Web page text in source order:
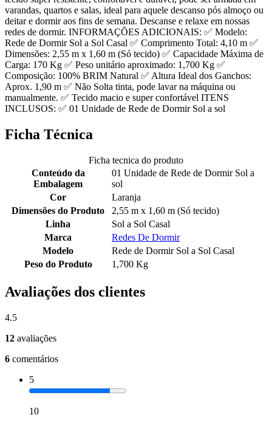
varandas, quartos e salas, ideal para aquele descanso pós almoço ou
deitar e dormir aos fins de semana. Descanse e relaxe em nossas
redes de dormir. INFORMAÇÕES ADICIONAIS: ✅ Modelo:
Rede de Dormir Sol a Sol Casal ✅ Comprimento Total: 4,10 m ✅
Dimensões: 2,55 m x 1,60 m (Só tecido) ✅ Capacidade Máxima de
Carga: 170 Kg ✅ Peso unitário aproximado: 1,700 Kg ✅
Composição: 100% BRIM Natural ✅ Altura Ideal dos Ganchos:
Aprox. 1,90 m ✅ Não Solta tinta, pode lavar na máquina ou
manualmente. ✅ Tecido macio e super confortável ITENS
INCLUSOS: ✅ 01 Unidade de Rede de Dormir Sol a sol
Ficha Técnica
Ficha tecnica do produto
Conteúdo da
Embalagem
01 Unidade de Rede de Dormir Sol a
sol
Cor
Laranja
Dimensões do Produto
2,55 m x 1,60 m (Só tecido)
Linha
Sol a Sol Casal
Marca
Redes De Dormir
Modelo
Rede de Dormir Sol a Sol Casal
Peso do Produto
1,700 Kg
Avaliações dos clientes
4.5
12 avaliações
6 comentários
5
10